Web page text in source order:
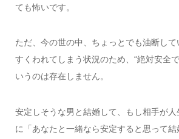
ても怖いです。
ただ、今の世の中、ちょっとでも油断し
すくわれてしまう状況のため、“絶対安全
いうのは存在しません。
安定しそうな男と結婚して、もし相手が
に「あなたと一緒なら安定すると思って